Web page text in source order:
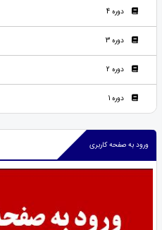
دوره 4
دوره 3
دوره 2
دوره 1
ورود به صفحه کاربری